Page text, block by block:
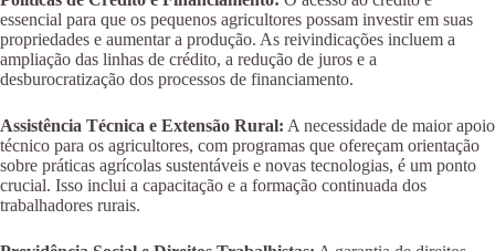
essencial para que os pequenos agricultores possam investir em suas
propriedades e aumentar a produção. As reivindicações incluem a
ampliação das linhas de crédito, a redução de juros e a
desburocratização dos processos de financiamento.
Assistência Técnica e Extensão Rural: A necessidade de maior apoio
técnico para os agricultores, com programas que ofereçam orientação
sobre práticas agrícolas sustentáveis e novas tecnologias, é um ponto
crucial. Isso inclui a capacitação e a formação continuada dos
trabalhadores rurais.